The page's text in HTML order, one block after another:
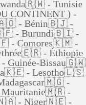
- Tunisie
CONTINENT ) -
- Bénin🇧🇯 -
- Burundi🇧🇮 -
- Comores🇰🇲 -
- Éthiopie
Bissau🇬🇼
- Lesotho🇱🇸
-
-
- Niger🇳🇪 -